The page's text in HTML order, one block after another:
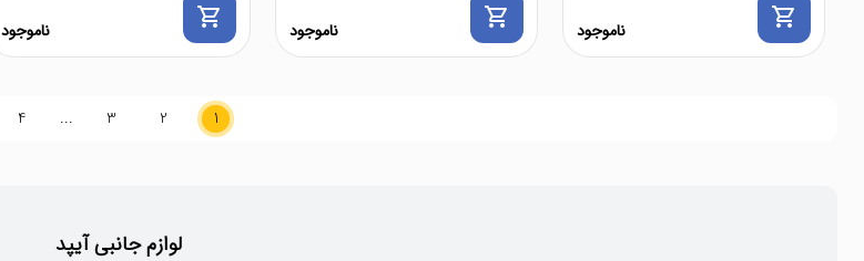
ناموجود
shopping_cart
ناموجود
shopping_cart
ناموجود
shopping_cart
1
2
3
...
4
لوازم جانبی آیپد